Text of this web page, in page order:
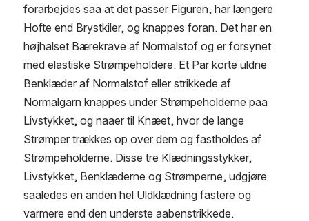
forarbejdes saa at det passer Figuren, har længere
Hofte end Brystkiler, og knappes foran. Det har en
højhalset Bærekrave af Normalstof og er forsynet
med elastiske Strømpeholdere. Et Par korte uldne
Benklæder af Normalstof eller strikkede af
Normalgarn knappes under Strømpeholderne paa
Livstykket, og naaer til Knæet, hvor de lange
Strømper trækkes op over dem og fastholdes af
Strømpeholderne. Disse tre Klædningsstykker,
Livstykket, Benklæderne og Strømperne, udgjøre
saaledes en anden hel Uldklædning fastere og
varmere end den underste aabenstrikkede.